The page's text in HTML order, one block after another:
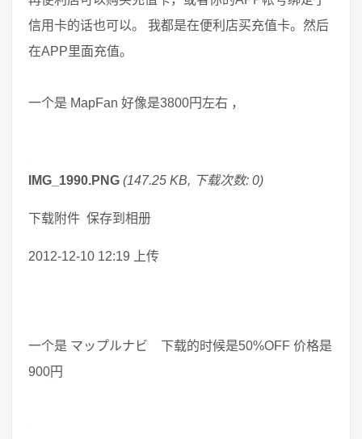
信用卡的话也可以。 我都是在便利店买充值卡。然后
在APP里面充值。
一个是 MapFan 好像是3800円左右 ，
IMG_1990.PNG (147.25 KB, 下载次数: 0)
下载附件 保存到相册
2012-12-10 12:19 上传
一个是 マップルナビ 下载的时候是50%OFF 价格是
900円